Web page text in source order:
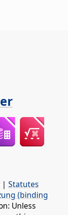
| Statutes
(binding
Unless